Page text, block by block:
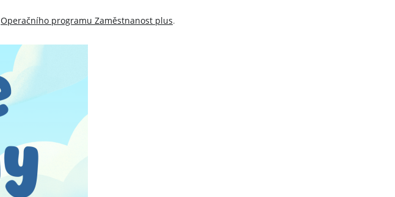
Operačního programu Zaměstnanost plus.